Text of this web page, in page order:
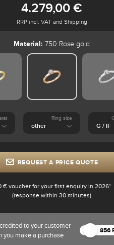
4.279,00 €
RRP incl. VAT and Shipping
Material: 750 Rose gold
Ring size
REQUEST A PRICE QUOTE
€ voucher for your first enquiry in 2026*
(response within 30 minutes)
to your customer
you make a purchase
856